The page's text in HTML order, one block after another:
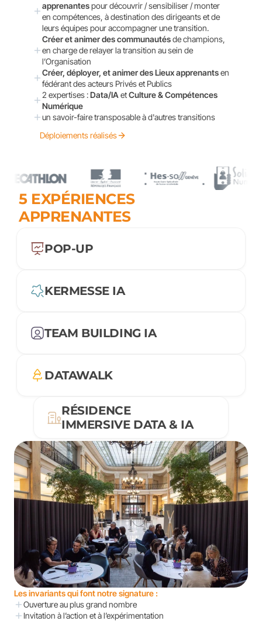
apprenantes pour découvrir / sensibiliser / monter
en compétences, à destination des dirigeants et de
leurs équipes pour accompagner une transition.
Créer et animer des communautés de champions,
en charge de relayer la transition au sein de
l’Organisation
Créer, déployer, et animer des Lieux apprenants en
fédérant des acteurs Privés et Publics
2 expertises : Data/IA et Culture & Compétences
Numérique
un savoir-faire transposable à d'autres transitions
Déploiements réalisés
5 EXPÉRIENCES
APPRENANTES
POP-UP
KERMESSE IA
TEAM BUILDING IA
DATAWALK
RÉSIDENCE
IMMERSIVE DATA & IA
Les invariants qui font notre signature :
Ouverture au plus grand nombre
Invitation à l’action et à l’expérimentation